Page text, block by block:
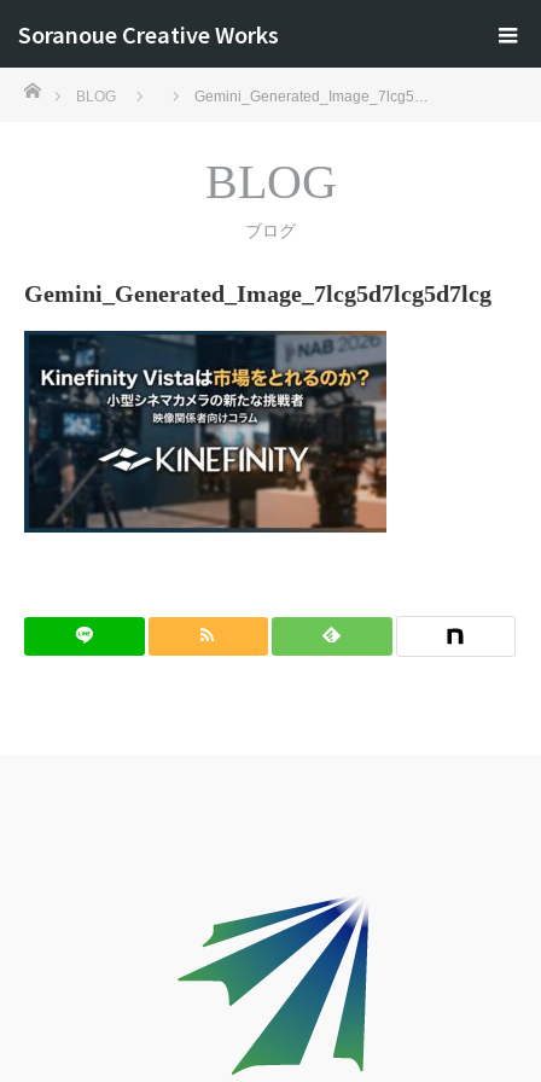
Soranoue Creative Works
ホームBLOG Gemini_Generated_Image_7lcg5…
BLOG
ブログ
Gemini_Generated_Image_7lcg5d7lcg5d7lcg